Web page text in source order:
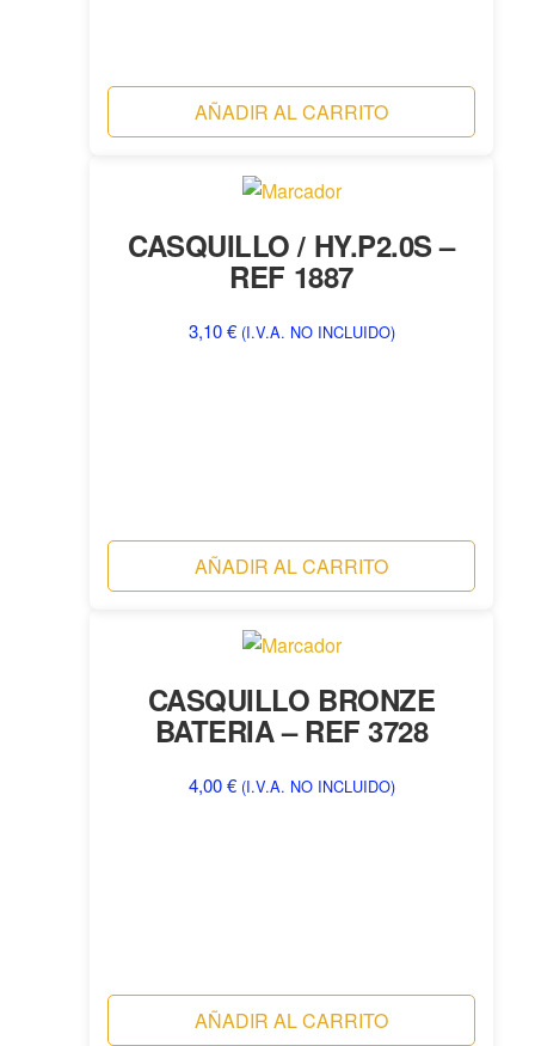
AÑADIR AL CARRITO
CASQUILLO / HY.P2.0S –
REF 1887
3,10€ (I.V.A. NO INCLUIDO)
AÑADIR AL CARRITO
CASQUILLO BRONZE
BATERIA – REF 3728
4,00€ (I.V.A. NO INCLUIDO)
AÑADIR AL CARRITO